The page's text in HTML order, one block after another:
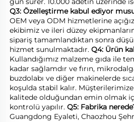
Q3: Özelleştirme kabul ediyor
OEM veya ODM hizmetlerine
ekibimiz ve ileri düzey
sipariş tamamlandıktan sonra
hizmet sunulmaktadır. Q4: Ürün
Kullandığımız malzeme gıda ile
kadar sağlamdır ve fırın,
buzdolabı ve diğer makinelerde
koşulda stabil kalır.
kalitede olduğundan emin olmak
kontrolü yapılır. Q5: Fabrika
Guangdong Eyaleti, Chaozhou